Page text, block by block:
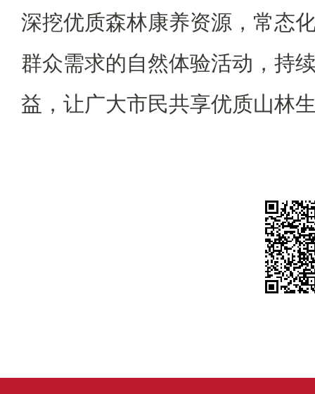
深挖优质森林康养资源，常态
群众需求的自然体验活动，持
益，让广大市民共享优质